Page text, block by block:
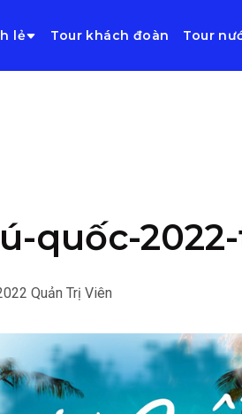
lẻ Tour khách đoàn Tour
quốc-
Quản Trị Viên